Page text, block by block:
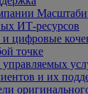
ИТ-ресурсов
цифровые
точке
и их